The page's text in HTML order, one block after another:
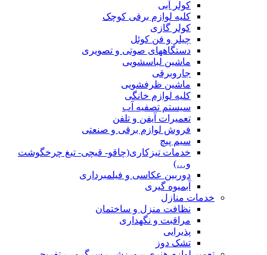
کولر آبی
کلیه لوازم برقی کوچک
کولر گازی
چیلر و فن کوئل
دستگاههای صوتی و تصویری
ماشین لباسشویی
جاروبرقی
ماشین ظرفشویی
کلیه لوازم خانگی
سیستم تصفیه آب
تعمیرات آیفن و تلفن
فروش لوازم برقی و صنعتی
سیم پیچ
خدمات تیزکاری(چاقو- قیچی- تیغ چرخگوشت
و…)
دوربین عکاسی و فیلمبرداری
آبمیوه گیری
خدمات منازل
نظافت منزل و ساختمان
مراقبت و نگهداری
پذیرایی
تشک دوز